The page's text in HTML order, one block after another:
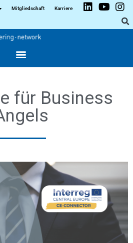
Mitgliedschaft Karriere
für Business